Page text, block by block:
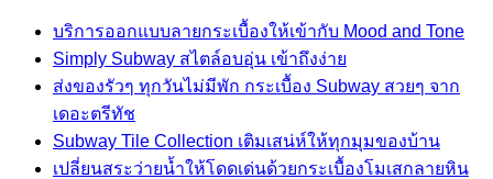
บริการออกแบบลายกระเบื้องให้เข้ากับ Mood and Tone
Simply Subway สไตล์อบอุ่น เข้าถึงง่าย
ส่งของรัวๆ ทุกวันไม่มีพัก กระเบื้อง Subway สวยๆ จาก
เดอะตรีทัช
Subway Tile Collection เติมเสน่ห์ให้ทุกมุมของบ้าน
เปลี่ยนสระว่ายน้ำให้โดดเด่นด้วยกระเบื้องโมเสกลายหิน